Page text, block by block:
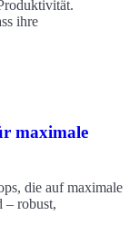
ihre
maximale
die auf maximale
– robust,